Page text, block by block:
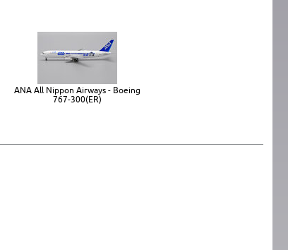
ANA All Nippon Airways - Boeing
767-300(ER)